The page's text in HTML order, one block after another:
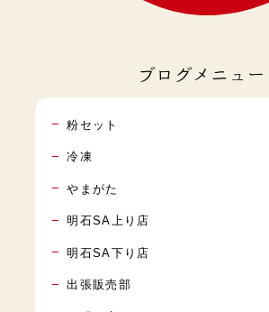
ブログメニュー
粉セット
冷凍
やまがた
明石SA上り店
明石SA下り店
出張販売部